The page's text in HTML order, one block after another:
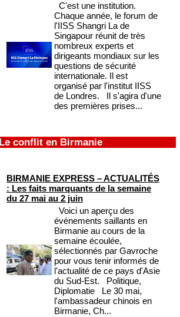
C'est une institution.
Chaque année, le forum de
l'IISS Shangri La de
Singapour réunit de très
nombreux experts et
dirigeants mondiaux sur les
questions de sécurité
internationale. Il est
organisé par l'institut IISS
de Londres. Il s'agira d'une
des premières prises...
Le conflit en Birmanie
BIRMANIE EXPRESS – ACTUALITÉS
: Les faits marquants de la semaine
du 27 mai au 2 juin
Voici un aperçu des
événements saillants en
Birmanie au cours de la
semaine écoulée,
sélectionnés par Gavroche
pour vous tenir informés de
l'actualité de ce pays d'Asie
du Sud-Est. Politique,
Diplomatie Le 30 mai,
l'ambassadeur chinois en
Birmanie, Ch...